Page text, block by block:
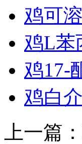
鸡可
鸡L苯
鸡17-
鸡白
上一篇：